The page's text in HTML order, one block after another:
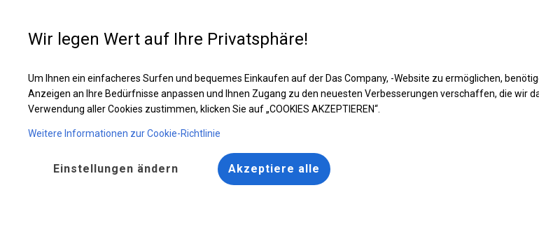
Entwerfen Sie Ihr Zelt
Ganzjährig geöffnete Zelthalle | 6x12 m
Wir legen Wert auf Ihre Privatsphäre!
Um Ihnen ein einfacheres Surfen und bequemes Einkaufen auf der Das Company, -Website zu ermöglichen,
Anzeigen an Ihre Bedürfnisse anpassen und Ihnen Zugang zu den neuesten Verbesserungen verschaffen, die wir
Verwendung aller Cookies zustimmen, klicken Sie auf „COOKIES AKZEPTIEREN“.
Weitere Informationen zur Cookie-Richtlinie
Einstellungen ändern Akzeptiere alle